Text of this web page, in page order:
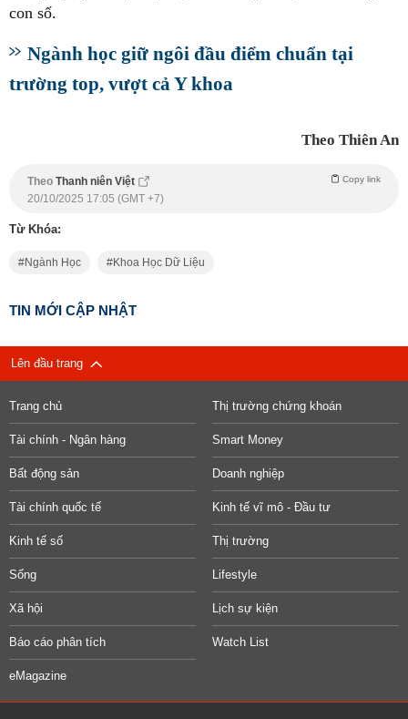
con số.
Ngành học giữ ngôi đầu điểm chuẩn tại
trường top, vượt cả Y khoa
Theo Thiên An
Theo Thanh niên Việt Copy link
20/10/2025 17:05 (GMT +7)
Từ Khóa:
Ngành Học Khoa Học Dữ Liệu
TIN MỚI CẬP NHẬT
Lên đầu trang
Trang chủ Thị trường chứng khoán
Tài chính - Ngân hàng Smart Money
Bất động sản Doanh nghiệp
Tài chính quốc tế Kinh tế vĩ mô - Đầu tư
Kinh tế số Thị trường
Sống Lifestyle
Xã hội Lịch sự kiện
Báo cáo phân tích Watch List
eMagazine